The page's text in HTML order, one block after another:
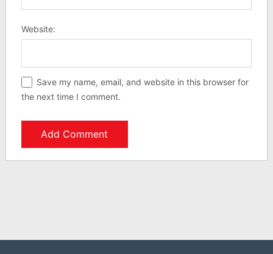
Website:
Save my name, email, and website in this browser for
the next time I comment.